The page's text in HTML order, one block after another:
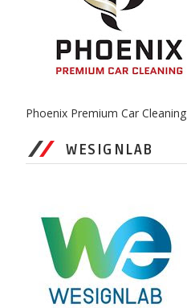
Phoenix Premium Car Cleaning
WESIGNLAB